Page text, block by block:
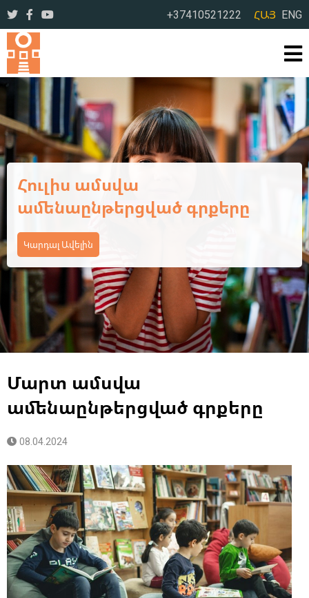
+37410521222 ՀԱՅ ENG
Ամառային օրեր՝ լի
ընթերցանությամբ ու
բացահայտումներով
Կարդալ Ավելին
Մարտ ամսվա
ամենաընթերցված գրքերը
08.04.2024